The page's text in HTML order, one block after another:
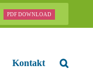
PDF DOWNLOAD
Kontakt